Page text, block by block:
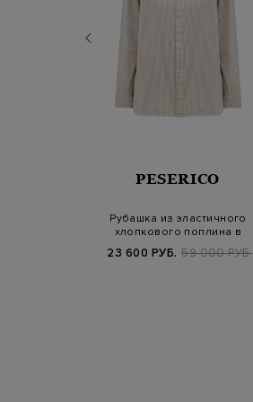
PESERICO
Рубашка из эластичного
хлопкового поплина в
23 600 РУБ. 59 000 РУБ.